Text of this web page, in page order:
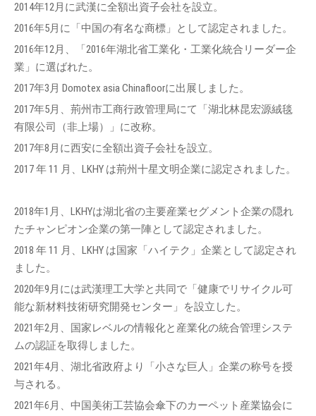
2014年12月に武漢に全額出資子会社を設立。
2016年5月に「中国の有名な商標」として認定されました。
2016年12月、「2016年湖北省工業化・工業化統合リーダー企
業」に選ばれた。
2017年3月 Domotex asia Chinafloorに出展しました。
2017年5月、荊州市工商行政管理局にて「湖北林昆宏源絨毯
有限公司（非上場）」に改称。
2017年8月に西安に全額出資子会社を設立。
2017 年 11 月、LKHY は荊州十星文明企業に認定されました。
2018年1月、LKHYは湖北省の主要産業セグメント企業の隠れ
たチャンピオン企業の第一陣として認定されました。
2018 年 11 月、LKHY は国家「ハイテク」企業として認定され
ました。
2020年9月には武漢理工大学と共同で「健康でリサイクル可
能な新材料技術研究開発センター」を設立した。
2021年2月、国家レベルの情報化と産業化の統合管理システ
ムの認証を取得しました。
2021年4月、湖北省政府より「小さな巨人」企業の称号を授
与される。
2021年6月、中国美術工芸協会傘下のカーペット産業協会に